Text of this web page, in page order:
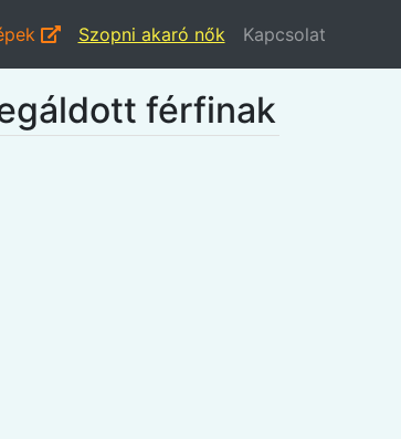
Szopni akaró nők Kapcsolat
férfinak